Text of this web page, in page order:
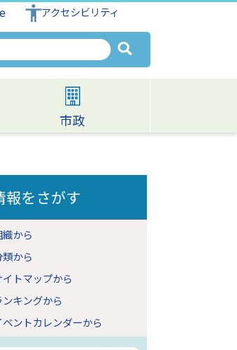
アクセシビリティ
市政
報をさがす
織から
類から
イトマップから
ンキングから
ベントカレンダーから